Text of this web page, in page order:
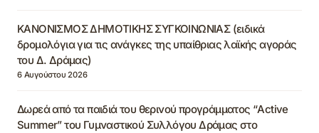
ΚΑΝΟΝΙΣΜΟΣ ΔΗΜΟΤΙΚΗΣ ΣΥΓΚΟΙΝΩΝΙΑΣ (ειδικά
δρομολόγια για τις ανάγκες της υπαίθριας λαϊκής αγοράς
του Δ. Δράμας)
6 Αυγούστου 2026
Δωρεά από τα παιδιά του θερινού προγράμματος “Active
Summer” του Γυμναστικού Συλλόγου Δράμας στο